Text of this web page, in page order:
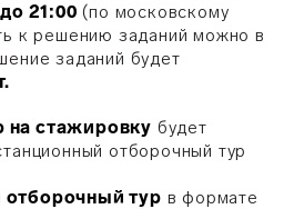
21:00 (по московскому
к решению заданий можно в
заданий будет
на стажировку будет
отборочный тур
тур в формате